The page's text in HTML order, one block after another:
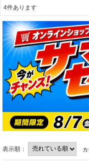
4件あります
表示順：